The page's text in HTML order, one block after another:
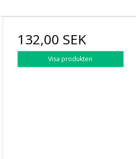
132,00 SEK
Visa produkten